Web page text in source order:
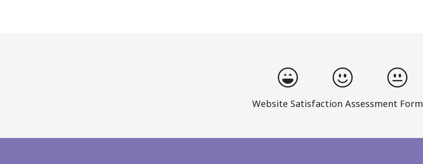
Website Satisfaction Assessment Form